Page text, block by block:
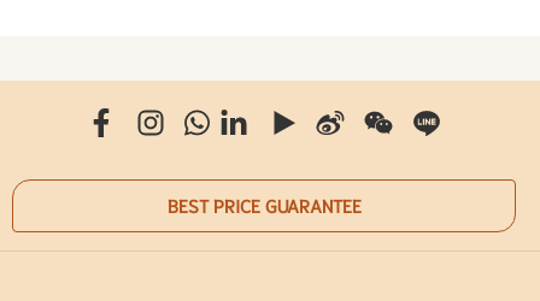
BEST PRICE GUARANTEE